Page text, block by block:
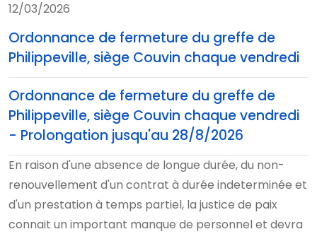
12/03/2026
Ordonnance de fermeture du greffe de
Philippeville, siège Couvin chaque vendredi
Ordonnance de fermeture du greffe de
Philippeville, siège Couvin chaque vendredi
- Prolongation jusqu'au 28/8/2026
En raison d'une absence de longue durée, du non-
renouvellement d'un contrat à durée indeterminée et
d'un prestation à temps partiel, la justice de paix
connait un important manque de personnel et devra